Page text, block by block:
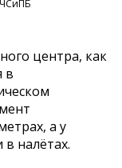
центра, как
в
а у
налётах.